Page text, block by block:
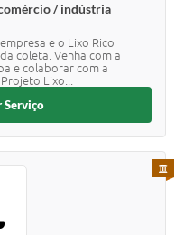
/ indústria
e o Lixo Rico
coleta. Venha com a
e colaborar com a
Lixo...
Serviço
PARA